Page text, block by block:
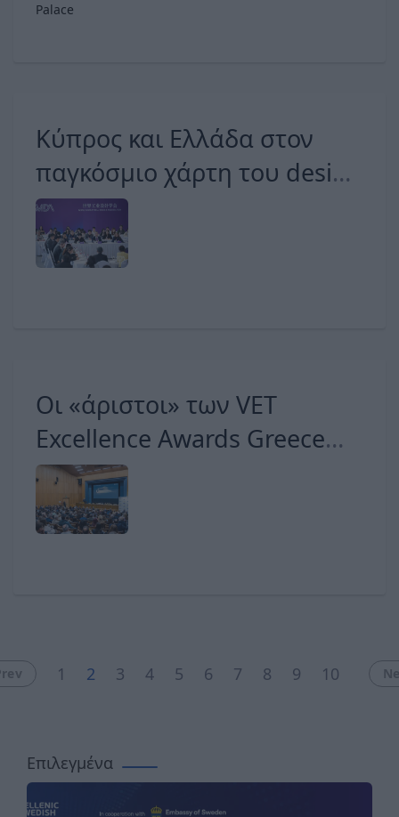
Palace
Κύπρος και Ελλάδα στον
παγκόσμιο χάρτη του design
μέσω της WIDA
Οι «άριστοι» των VET
Excellence Awards Greece
2026, στην επαγγελματική
εκπαίδευση και κατάρτιση
1 2 3 4 5 6 7 8 9 10
Επιλεγμένα